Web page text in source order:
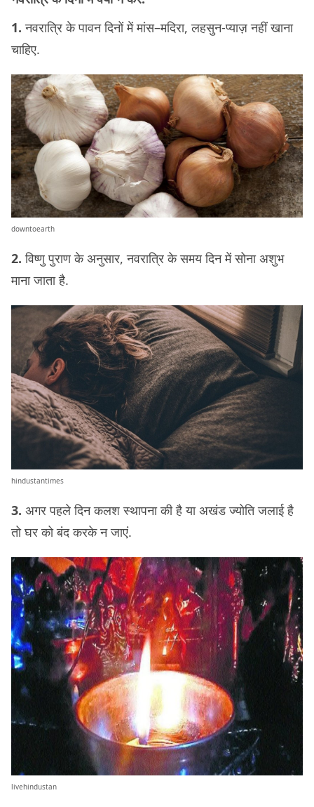
1.नवरात्रि के पावन दिनों में मांस–मदिरा, लहसुन-प्‍याज़ नहीं खाना
चाहिए.
downtoearth
2.विष्णु पुराण के अनुसार, नवरात्रि के समय दिन में सोना अशुभ
माना जाता है.
hindustantimes
3. अगर पहले दिन कलश स्थापना की है या अखंड ज्योति जलाई है
तो घर को बंद करके न जाएं.
livehindustan